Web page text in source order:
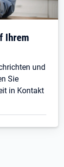
Ihrem
und
Sie
in Kontakt